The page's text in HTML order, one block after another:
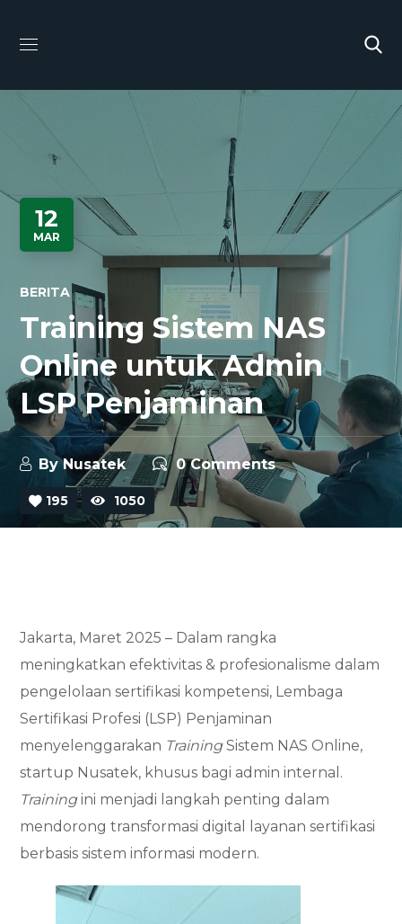
12
MAR
BERITA
Training Sistem NAS
Online untuk Admin
LSP Penjaminan
ByNusatek 0 Comments
195 1050
Jakarta, Maret 2025 – Dalam rangka
meningkatkan efektivitas & profesionalisme dalam
pengelolaan sertifikasi kompetensi, Lembaga
Sertifikasi Profesi (LSP) Penjaminan
menyelenggarakan TrainingSistem NAS Online,
startup Nusatek, khusus bagi admin internal.
Trainingini menjadi langkah penting dalam
mendorong transformasi digital layanan sertifikasi
berbasis sistem informasi modern.